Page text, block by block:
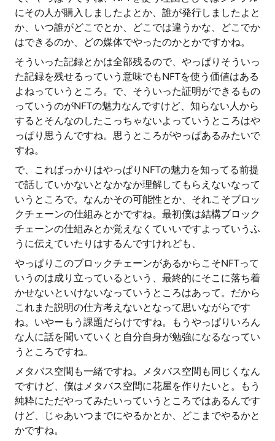
にその人が購入しましたよとか、誰が発行しましたよと
か、いつ誰がどこでとか、どこでは違うかな、どこでか
はできるのか、どの媒体でやったのかとかですかね。
そういった記録とかは全部残るので、やっぱりそういっ
た記録を残せるっていう意味でもNFTを使う価値はある
よねっていうところ。で、そういった証明ができるもの
っていうのがNFTの魅力なんですけど、知らない人から
するとそんなのしたこっちゃないよっていうところはや
っぱり思うんですね。思うところがやっぱあるみたいで
すね。
で、こればっかりはやっぱりNFTの魅力を知ってる前提
で話していかないとなかなか理解してもらえないなって
いうところで。なんかその可能性とか、それこそブロッ
クチェーンの仕組みとかですね。最初僕は結構ブロック
チェーンの仕組みとか覚えなくていいですよっていうふ
うに伝えていたりはするんですけれども、
やっぱりこのブロックチェーンがあるからこそNFTって
いうのは成り立っているという、最終的にそこに落ち着
かせないといけないなっていうところはあって。だから
これまた説明の仕方考えないとなって思いながらです
ね。いやーもう課題だらけですね。もうやっぱりいろん
な人に話を聞いていくと自分自身が勉強になるなってい
うところですね。
メタバス空間も一緒ですね。メタバス空間も同じくなん
ですけど、僕はメタバス空間に花屋を作りたいと。もう
純粋にただやってみたいっていうところではあるんです
けど、じゃあいつまでにやるかとか、どこまでやるかと
かですね。